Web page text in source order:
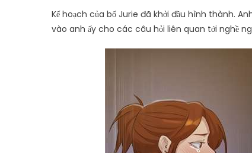
Kế hoạch của bố Jurie đã khởi đầu hình thành.
vào anh ấy cho các câu hỏi liên quan tới nghề